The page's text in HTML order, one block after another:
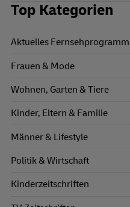
Top Kategorien
Aktuelles Fernsehprogramm
Frauen & Mode
Wohnen, Garten & Tiere
Kinder, Eltern & Familie
Männer & Lifestyle
Politik & Wirtschaft
Kinderzeitschriften